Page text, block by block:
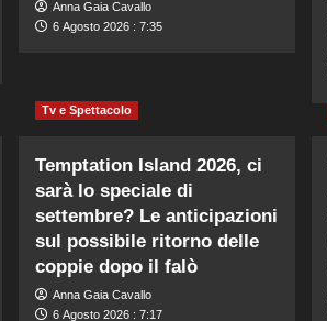
Anna Gaia Cavallo
6 Agosto 2026 : 7:35
Tv e Spettacolo
Temptation Island 2026, ci
sarà lo speciale di
settembre? Le anticipazioni
sul possibile ritorno delle
coppie dopo il falò
Anna Gaia Cavallo
6 Agosto 2026 : 7:17